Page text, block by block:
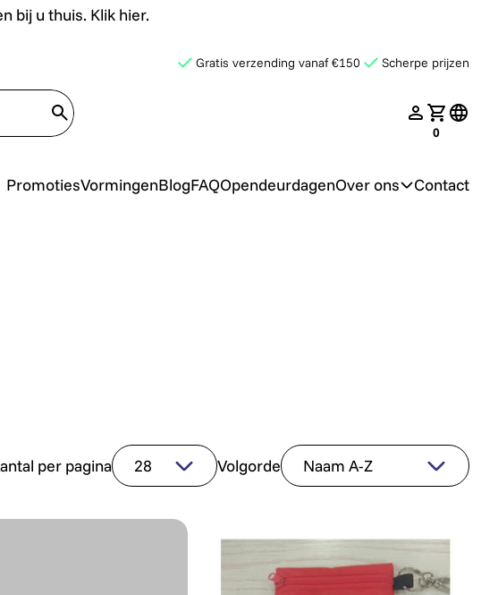
bij u thuis. Klik hier.
Gratis verzending vanaf €150 Scherpe prijzen
translate.search nav.login
Jouw
0
PromotiesVormingenBlogFAQOpendeurdagenOver ons Contact
per pagina Volgorde